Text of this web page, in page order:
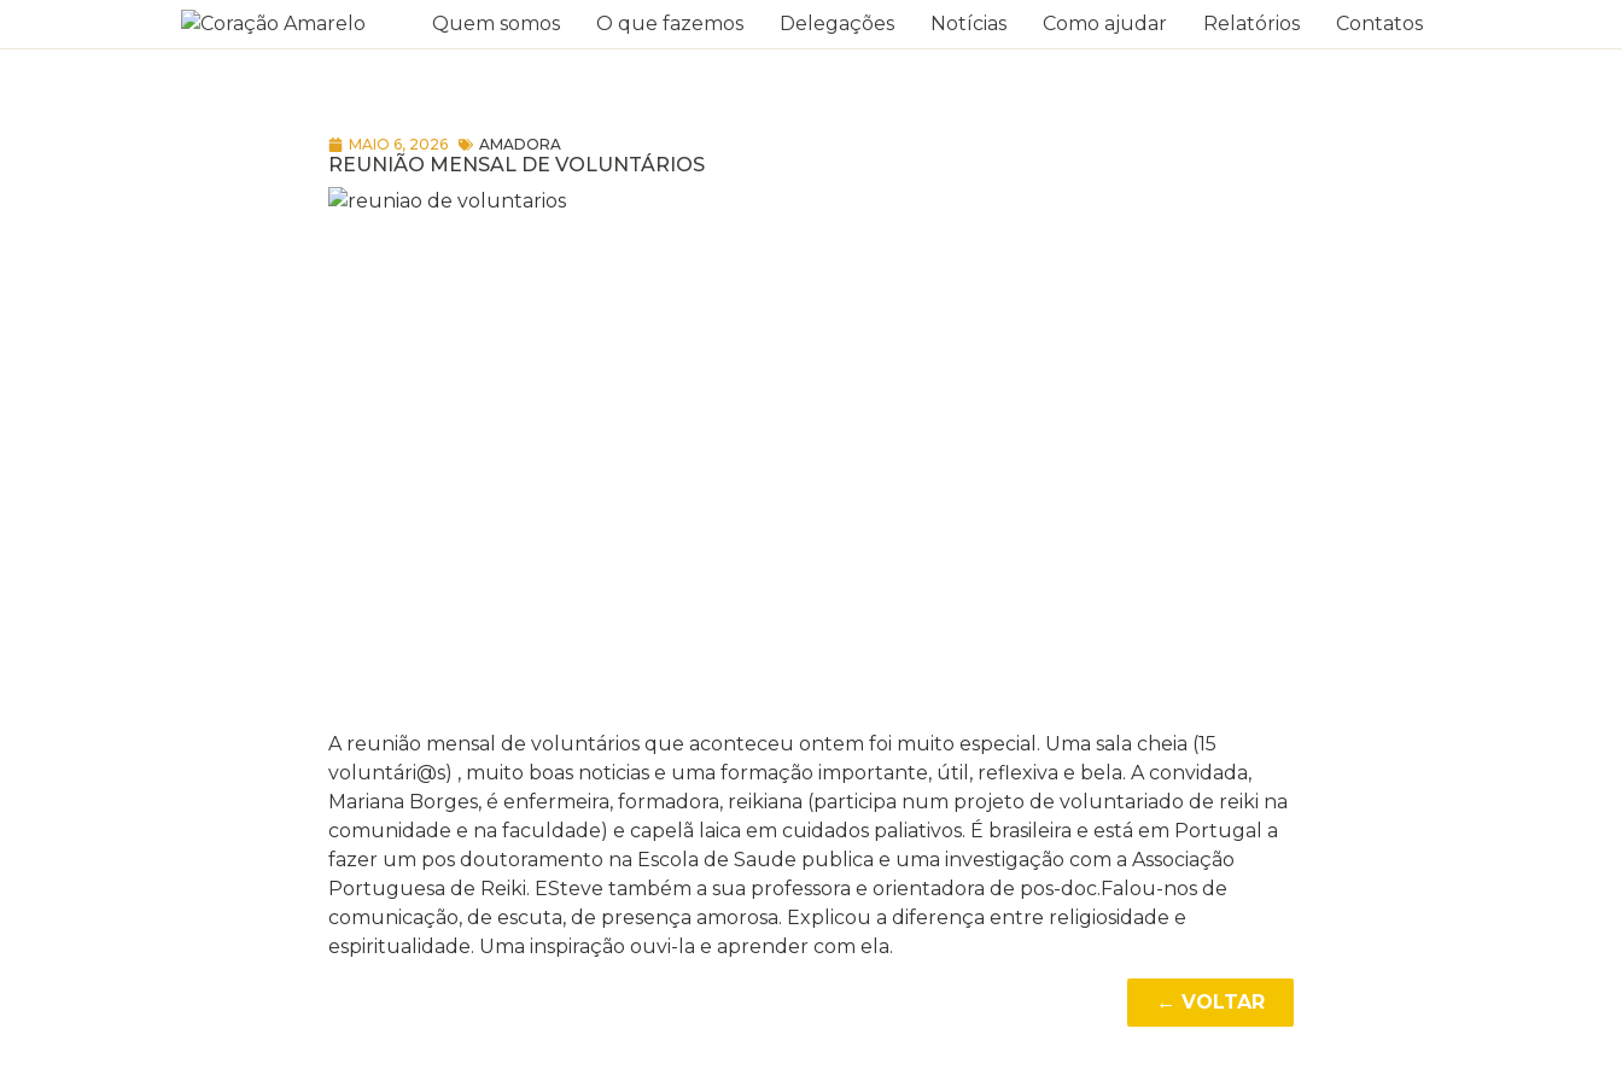
Quem somos O que fazemos Delegações Notícias Como ajudar Relatórios Contatos
MAIO 6, 2026 AMADORA
REUNIÃO MENSAL DE VOLUNTÁRIOS
A reunião mensal de voluntários que aconteceu ontem foi muito especial. Uma sala cheia (15
voluntári@s) , muito boas noticias e uma formação importante, útil, reflexiva e bela. A convidada,
Mariana Borges, é enfermeira, formadora, reikiana (participa num projeto de voluntariado de reiki na
comunidade e na faculdade) e capelã laica em cuidados paliativos. É brasileira e está em Portugal a
fazer um pos doutoramento na Escola de Saude publica e uma investigação com a Associação
Portuguesa de Reiki. ESteve também a sua professora e orientadora de pos-doc.Falou-nos de
comunicação, de escuta, de presença amorosa. Explicou a diferença entre religiosidade e
espiritualidade. Uma inspiração ouvi-la e aprender com ela.
← VOLTAR